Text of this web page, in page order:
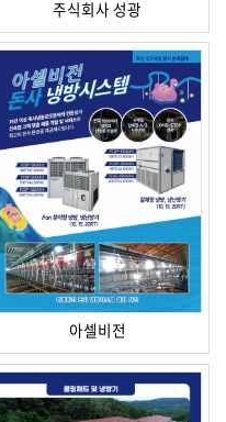
주식회사 성광
아셀비전